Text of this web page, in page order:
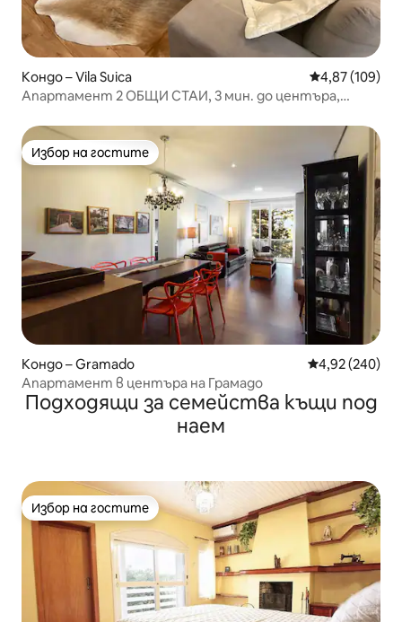
Кондо – Vila Suica Средна
4,87 (109)
Апартамент 2 ОБЩИ СТАИ, 3 мин. до центъра,
Избор на гостите
Избор на гостите
Кондо – Gramado Средна
4,92 (240)
Апартамент в центъра на Грамадо
Подходящи за семейства къщи под
наем
Избор на гостите
Избор на гостите